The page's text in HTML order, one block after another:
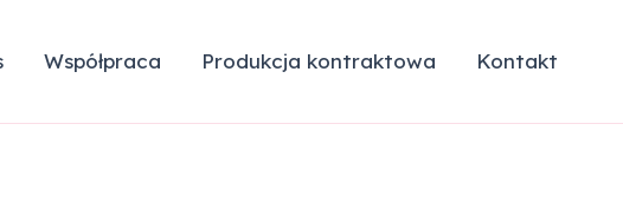
Współpraca Produkcja kontraktowa Kontakt